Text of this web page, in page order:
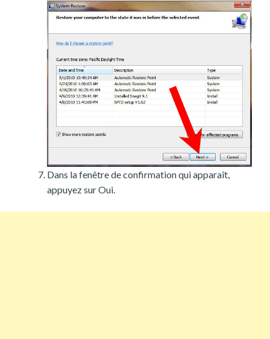
Dans la fenêtre de confirmation qui apparaît,
appuyez sur Oui.